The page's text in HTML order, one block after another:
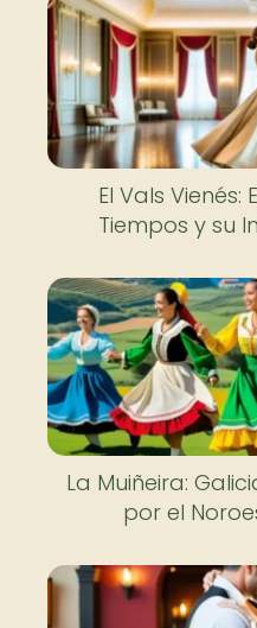
El Vals Vienés:
Tiempos y su
La Muiñeira:
por el